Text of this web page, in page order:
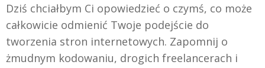
Dziś chciałbym Ci opowiedzieć o czymś, co może
całkowicie odmienić Twoje podejście do
tworzenia stron internetowych. Zapomnij o
żmudnym kodowaniu, drogich freelancerach i